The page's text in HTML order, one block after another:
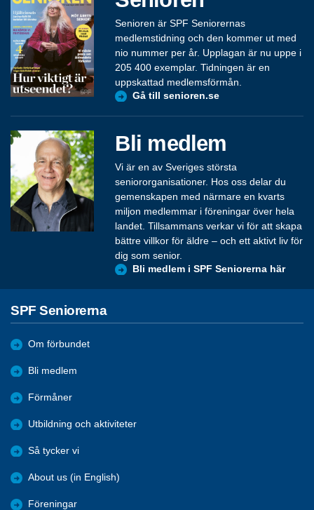
Senioren är SPF Seniorernas
medlemstidning och den kommer ut med
nio nummer per år. Upplagan är nu uppe i
205 400 exemplar. Tidningen är en
uppskattad medlemsförmån.
Gå till senioren.se
Bli medlem
Vi är en av Sveriges största
seniororganisationer. Hos oss delar du
gemenskapen med närmare en kvarts
miljon medlemmar i föreningar över hela
landet. Tillsammans verkar vi för att skapa
bättre villkor för äldre – och ett aktivt liv för
dig som senior.
Bli medlem i SPF Seniorerna här
SPF Seniorerna
Om förbundet
Bli medlem
Förmåner
Utbildning och aktiviteter
Så tycker vi
About us (in English)
Föreningar